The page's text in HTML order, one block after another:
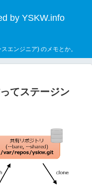
by YSKW.info
エンジニア) のメモとか。
てステージン